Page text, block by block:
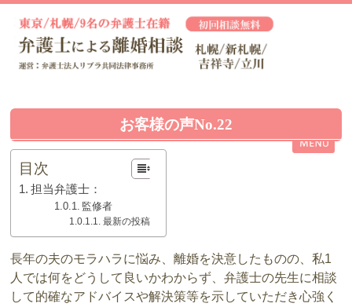
お客様の声No.22
目次
担当弁護士：
監修者
最新の投稿
長年の夫のモラハラに悩み、離婚を決意したものの、私1
人では何をどうして良いかわからず、弁護士の先生に相談
して的確なアドバイスや解決策等を示していただき心強く